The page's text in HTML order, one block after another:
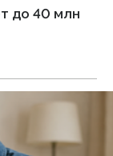
до 40 млн